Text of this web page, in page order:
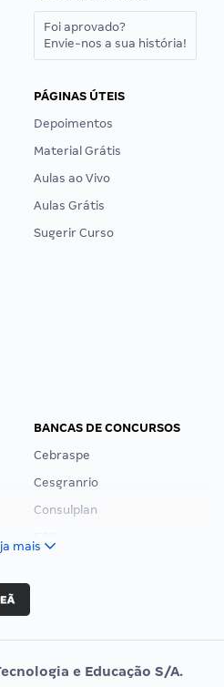
Foi aprovado?
Envie-nos a sua história!
PÁGINAS ÚTEIS
Depoimentos
Material Grátis
Aulas ao Vivo
Aulas Grátis
Sugerir Curso
BANCAS DE CONCURSOS
Cebraspe
Cesgranrio
Consulplan
Vunesp
mais
e Educação S/A.